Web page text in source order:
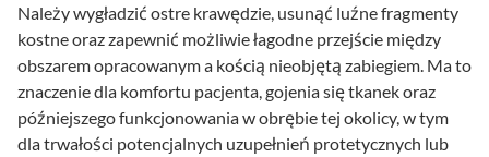
Należy wygładzić ostre krawędzie, usunąć luźne fragmenty
kostne oraz zapewnić możliwie łagodne przejście między
obszarem opracowanym a kością nieobjętą zabiegiem. Ma to
znaczenie dla komfortu pacjenta, gojenia się tkanek oraz
późniejszego funkcjonowania w obrębie tej okolicy, w tym
dla trwałości potencjalnych uzupełnień protetycznych lub